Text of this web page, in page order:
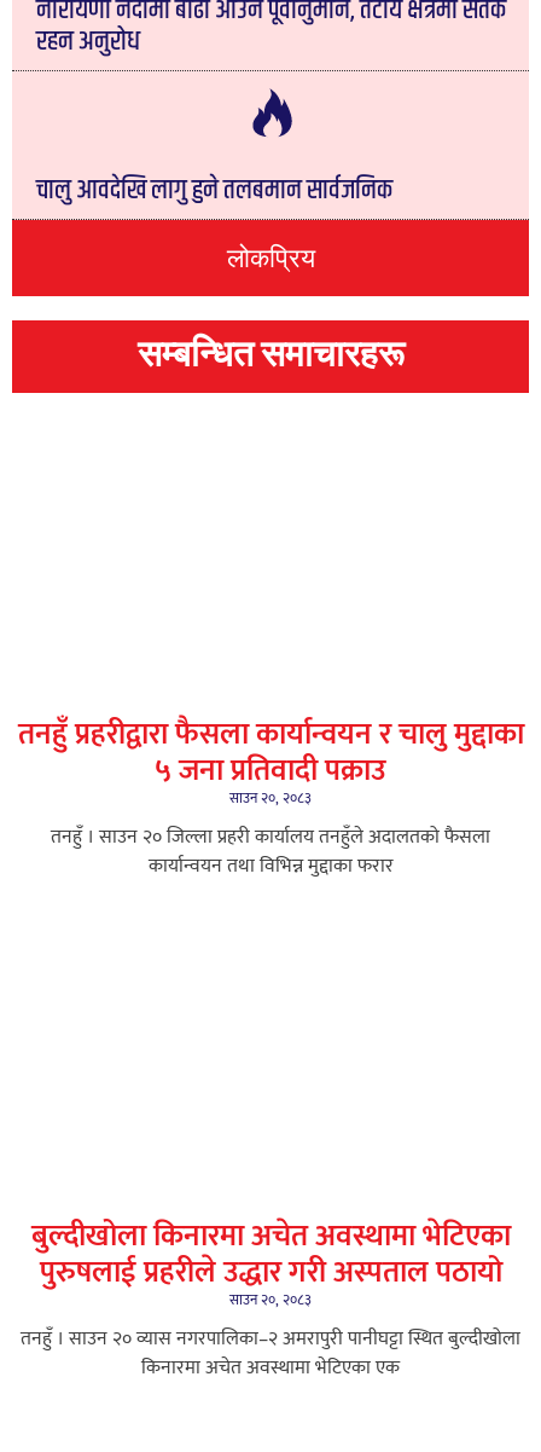
लोकप्रिय
नारायणी नदीमा बाढी आउने पूर्वानुमान, तटीय क्षेत्रमा सतर्क
रहन अनुरोध
चालु आवदेखि लागु हुने तलबमान सार्वजनिक
सम्बन्धित समाचारहरू
तनहुँ प्रहरीद्वारा फैसला कार्यान्वयन र चालु मुद्दाका
५ जना प्रतिवादी पक्राउ
साउन २०, २०८३
तनहुँ । साउन २० जिल्ला प्रहरी कार्यालय तनहुँले अदालतको फैसला
कार्यान्वयन तथा विभिन्न मुद्दाका फरार
बुल्दीखोला किनारमा अचेत अवस्थामा भेटिएका
पुरुषलाई प्रहरीले उद्धार गरी अस्पताल पठायो
साउन २०, २०८३
तनहुँ । साउन २० व्यास नगरपालिका–२ अमरापुरी पानीघट्टा स्थित बुल्दीखोला
किनारमा अचेत अवस्थामा भेटिएका एक